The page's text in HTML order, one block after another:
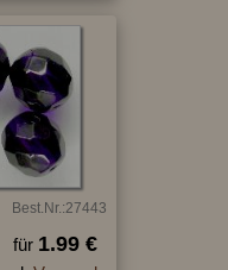
Best.Nr.:27443
für 1.99 €